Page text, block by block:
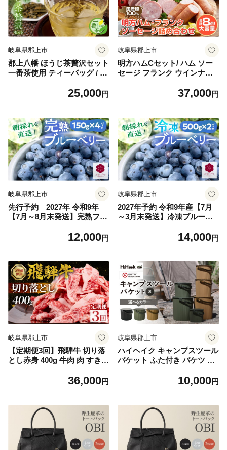
岐阜県郡上市
郡上八幡 ほうじ茶贅沢セット
一番茶使用 ティーバッグ / 水
25,000円
岐阜県郡上市
明方ハムCセット/ ハム ソー
セージ フランク ウインナー
品 セット 詰め合わせ 冷蔵 岐
人気 おすすめ ふるさと 明宝
ハム ソーセージ フランク ウ
インナー 食べ比べ 食品 肉加
工品 加工品 セット 詰め合わ
せ 冷蔵 岐阜県 手土産 お弁当
お中元 BBQ おかず おやつ
ブランド 人気 おすすめ
37,000円
岐阜県郡上市
先行予約 2027年 令和9年
【7月～8月末発送】完熟フレ
ブルーベリー 生 冷蔵 スムー
ブルーベリー 生 大粒 ぶるー
べりー ブルーベリー 生 大粒
国産 ブルーベリー 生 大粒 ぶ
るーべりー ブルーベリー 生
大粒 国産 ブルーベリー 生 大
粒 ぶるーべりー ブルーベリ
ー 生
12,000円
岐阜県郡上市
2027年予約 令和9年産【7月
～3月末発送】冷凍ブルーベ
ー 冷凍 スムージー ヨーグル
ー 冷凍 国産 1㎏ ブルーベリ
ー 冷凍 大粒 国産 ブルーベリ
ー 冷凍 国産 1㎏ ブルーベリ
ー 冷凍 大粒 国産 ブルーベリ
ー 冷凍 国産 1㎏ ブルーベリ
ー 冷凍 大粒 国産 1㎏ 冷凍 無
農薬 大粒
14,000円
岐阜県郡上市
【定期便3回】飛騨牛 切り落
とし赤身 400g 牛肉 肉 すき焼
き焼きセット 和牛 国産 スラ
すき焼き肉 牛しゃぶ 鍋 すき
焼き鍋
36,000円
岐阜県郡上市
ハイヘイク キャンプスツール
バケット ふた付き バケツ 蓋
ウトドア キャンプ ランドリ
貨 北欧 持ち運べる 便利グッ
ズ 八幡化成 バーベキュー S
サイズ
10,000円